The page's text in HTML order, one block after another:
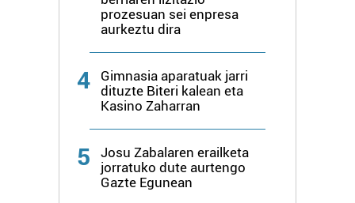
bazkideen zerrenda, beren ustez zein helburutarako
duten interes legitimoa eta horren aurka nola egin
Lortu zure datu pertsonalak prozesatzeko moduari
buruzko informazio gehiago eta ezarri zure lehentasunak
datuen atalean. Edozein unetan alda edo ken dezakezu
prozesuan sei enpresa
aurkeztu dira
4
Gimnasia aparatuak jarri
dituzte Biteri kalean eta
Kasino Zaharran
5
Josu Zabalaren erailketa
jorratuko dute aurtengo
Gazte Egunean